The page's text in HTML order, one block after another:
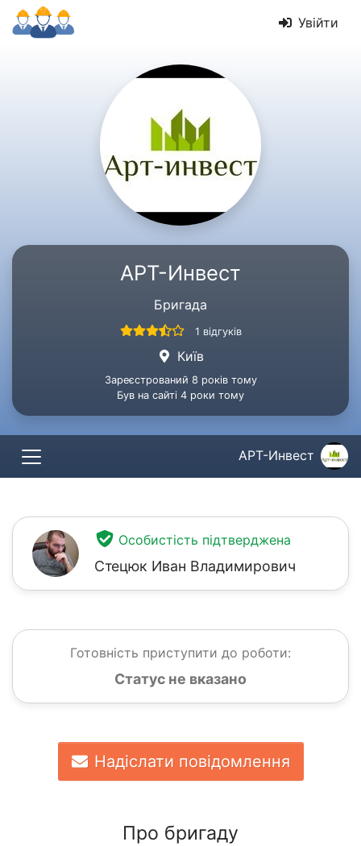
Увійти
АРТ-Инвест
Бригада
1 відгуків
Київ
Зареєстрований 8 років тому
Був на сайті 4 роки тому
АРТ-Инвест
Особистість підтверджена
Стецюк Иван Владимирович
Готовність приступити до роботи:
Статус не вказано
Надіслати повідомлення
Про бригаду